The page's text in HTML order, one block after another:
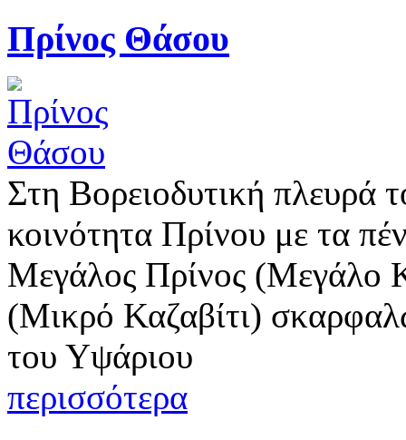
Πρίνος Θάσου
Στη Βορειοδυτική πλευρά
κοινότητα Πρίνου με τα
Μεγάλος Πρίνος (Μεγάλο
(Μικρό Καζαβίτι)
του Υψάριου
περισσότερα